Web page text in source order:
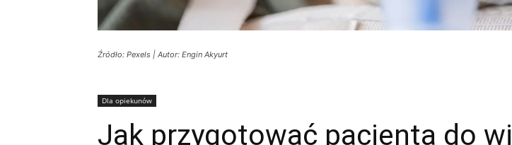
Źródło: Pexels | Autor: Engin Akyurt
Dla opiekunów
Jak przygotować pacjenta do